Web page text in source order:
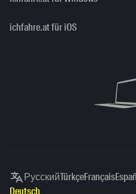
ichfahre.at für iOS
РусскийTürkçeFrançais